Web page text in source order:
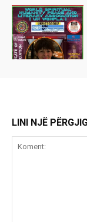
LINI NJË